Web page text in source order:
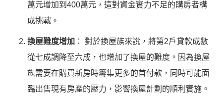
萬元增加到400萬元，這對資金實力不足的購房者構
成挑戰。
換屋難度增加 ： 對於換屋族來說，將第2戶貸款成數
從七成調降至六成，也增加了換屋的難度。因為換屋
族需要在購買新房時籌集更多的首付款，同時可能面
臨出售現有房產的壓力，影響換屋計劃的順利實施。